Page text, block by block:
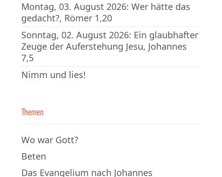
Montag, 03. August 2026: Wer hätte das
gedacht?, Römer 1,20
Sonntag, 02. August 2026: Ein glaubhafter
Zeuge der Auferstehung Jesu, Johannes
7,5
Nimm und lies!
Themen
Wo war Gott?
Beten
Das Evangelium nach Johannes